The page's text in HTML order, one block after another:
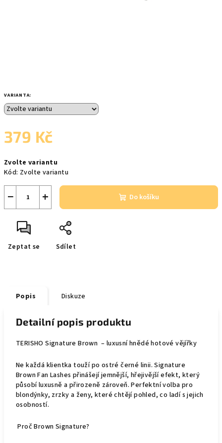
VARIANTA:
379 Kč
cena:
Zvolte variantu
Kód: Zvolte variantu
+
− Do košíku
Zeptat se Sdílet
Popis Diskuze
Detailní popis produktu
TERISHO Signature Brown – luxusní hnědé hotové vějířky
Ne každá klientka touží po ostré černé linii.Signature
Brown Fan Lashes přinášejí jemnější, hřejivější efekt, který
působí luxusně a přirozeně zároveň. Perfektní volba pro
blondýnky, zrzky a ženy, které chtějí pohled, co ladí s jejich
osobností.
Proč Brown Signature?